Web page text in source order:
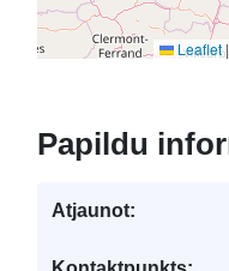
Leaflet |
Papildu
Atjaunot: